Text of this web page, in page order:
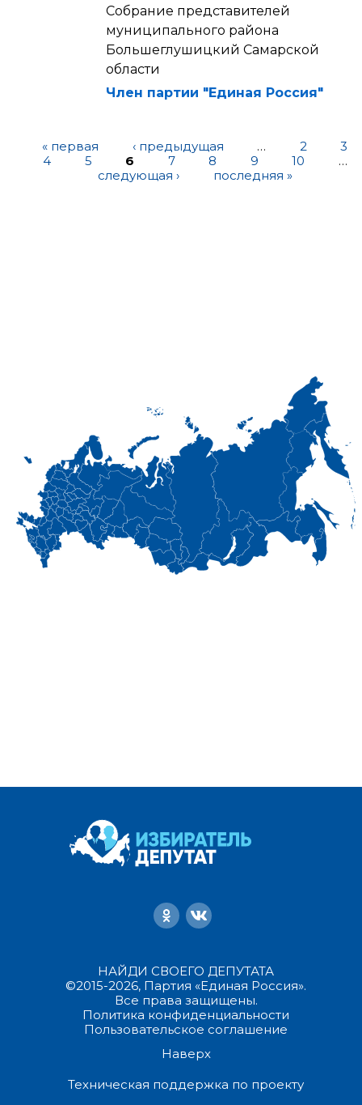
Собрание представителей
муниципального района
Большеглушицкий Самарской
области
Член партии "Единая Россия"
« первая ‹ предыдущая … 2
3
4
5 6 7 8 9 10
…
следующая ›
последняя »
НАЙДИ СВОЕГО ДЕПУТАТА
©2015-2026, Партия «Единая Россия».
Все права защищены.
Политика конфиденциальности
Пользовательское соглашение
Наверх
Техническая поддержка по проекту